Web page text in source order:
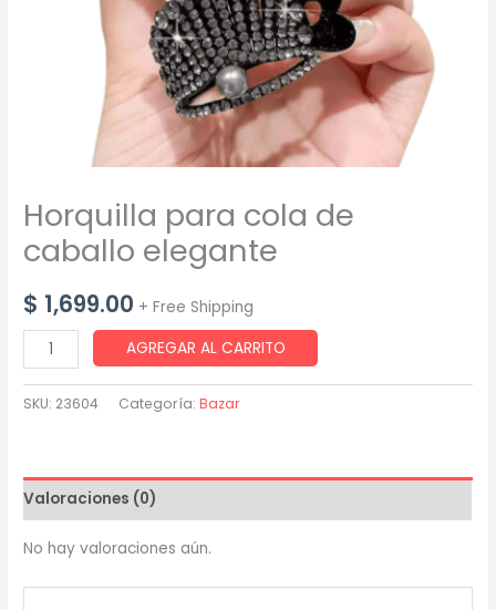
Horquilla para cola de
caballo elegante
$ 1,699.00 + Free Shipping
Horquilla
para
cola
elegante
cantidad
AGREGAR AL CARRITO
SKU: 23604 Categoría:Bazar
Valoraciones (0)
No hay valoraciones aún.